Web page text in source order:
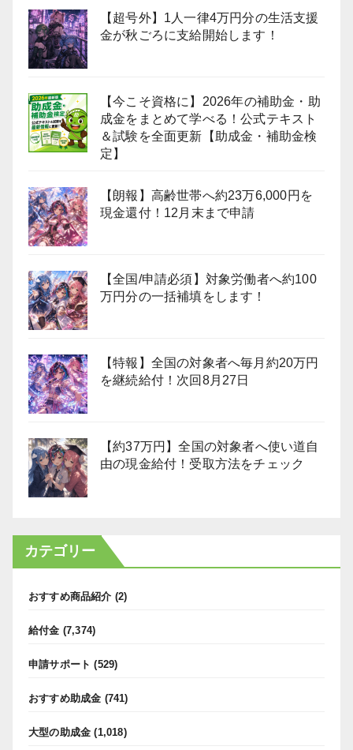
【超号外】1人一律4万円分の生活支援
金が秋ごろに支給開始します！
【今こそ資格に】2026年の補助金・助
成金をまとめて学べる！公式テキスト
＆試験を全面更新【助成金・補助金検
定】
【朗報】高齢世帯へ約23万6,000円を
現金還付！12月末まで申請
【全国/申請必須】対象労働者へ約100
万円分の一括補填をします！
【特報】全国の対象者へ毎月約20万円
を継続給付！次回8月27日
【約37万円】全国の対象者へ使い道自
由の現金給付！受取方法をチェック
カテゴリー
おすすめ商品紹介 (2)
給付金 (7,374)
申請サポート (529)
おすすめ助成金 (741)
大型の助成金 (1,018)